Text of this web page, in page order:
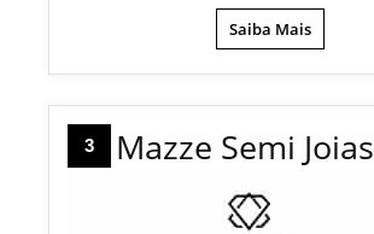
Saiba Mais
3 Mazze Semi Joias